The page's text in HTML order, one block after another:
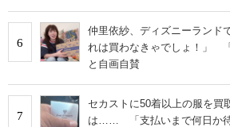
6
仲里依紗、ディズニーランド
れは買わなきゃでしょ！」
と自画自賛
7
セカストに50着以上の服を買
は…… 「支払いまで何日か